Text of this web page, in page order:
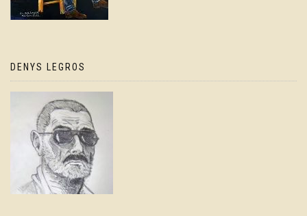
DENYS LEGROS